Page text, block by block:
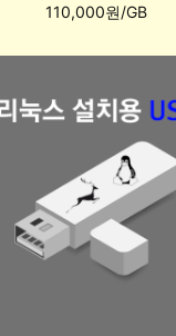
110,000원/GB